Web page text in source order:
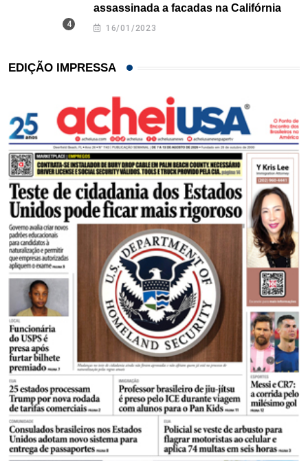
assassinada a facadas na Califórnia
16/01/2023
EDIÇÃO IMPRESSA